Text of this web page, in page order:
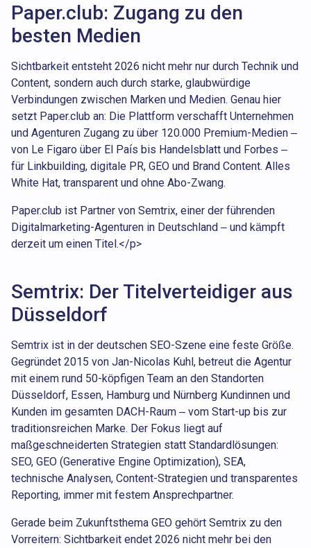
Paper.club: Zugang zu den
besten Medien
Sichtbarkeit entsteht 2026 nicht mehr nur durch Technik und
Content, sondern auch durch starke, glaubwürdige
Verbindungen zwischen Marken und Medien. Genau hier
setzt Paper.club an: Die Plattform verschafft Unternehmen
und Agenturen Zugang zu über 120.000 Premium-Medien –
von Le Figaro über El País bis Handelsblatt und Forbes –
für Linkbuilding, digitale PR, GEO und Brand Content. Alles
White Hat, transparent und ohne Abo-Zwang.
Paper.club ist Partner von Semtrix, einer der führenden
Digitalmarketing-Agenturen in Deutschland – und kämpft
derzeit um einen Titel.</p>
Semtrix: Der Titelverteidiger aus
Düsseldorf
Semtrix ist in der deutschen SEO-Szene eine feste Größe.
Gegründet 2015 von Jan-Nicolas Kuhl, betreut die Agentur
mit einem rund 50-köpfigen Team an den Standorten
Düsseldorf, Essen, Hamburg und Nürnberg Kundinnen und
Kunden im gesamten DACH-Raum – vom Start-up bis zur
traditionsreichen Marke. Der Fokus liegt auf
maßgeschneiderten Strategien statt Standardlösungen:
SEO, GEO (Generative Engine Optimization), SEA,
technische Analysen, Content-Strategien und transparentes
Reporting, immer mit festem Ansprechpartner.
Gerade beim Zukunftsthema GEO gehört Semtrix zu den
Vorreitern: Sichtbarkeit endet 2026 nicht mehr bei den